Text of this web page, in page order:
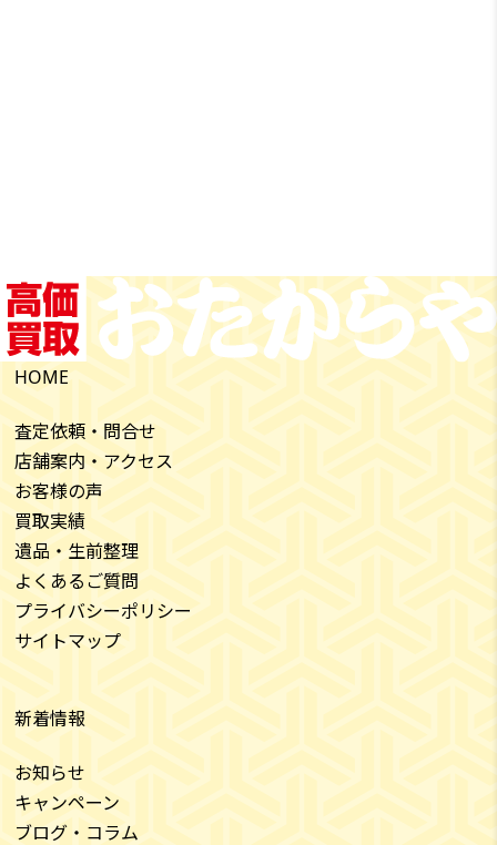
HOME
査定依頼・問合せ
店舗案内・アクセス
お客様の声
買取実績
遺品・生前整理
よくあるご質問
プライバシーポリシー
サイトマップ
新着情報
お知らせ
キャンペーン
ブログ・コラム